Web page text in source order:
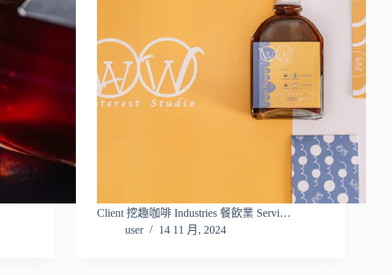
Client 挖趣咖啡 Industries 餐飲業 Servi…
user
14 11 月, 2024